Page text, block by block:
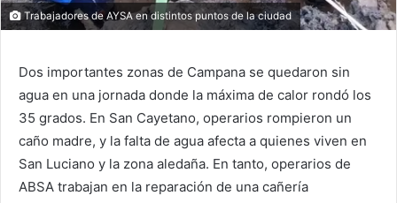
Trabajadores de AYSA en distintos puntos de la ciudad
Dos importantes zonas de Campana se quedaron sin
agua en una jornada donde la máxima de calor rondó los
35 grados. En San Cayetano, operarios rompieron un
caño madre, y la falta de agua afecta a quienes viven en
San Luciano y la zona aledaña. En tanto, operarios de
ABSA trabajan en la reparación de una cañería